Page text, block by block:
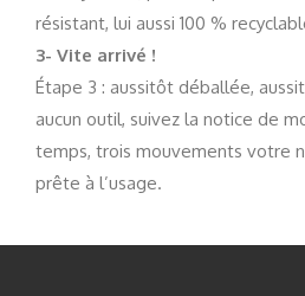
résistant, lui aussi 100 %
3- Vite arrivé !
Étape 3 : aussitôt déballée,
aucun outil, suivez la notice de
temps, trois mouvements votre
prête à l’usage.